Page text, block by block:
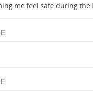
me feel safe during the